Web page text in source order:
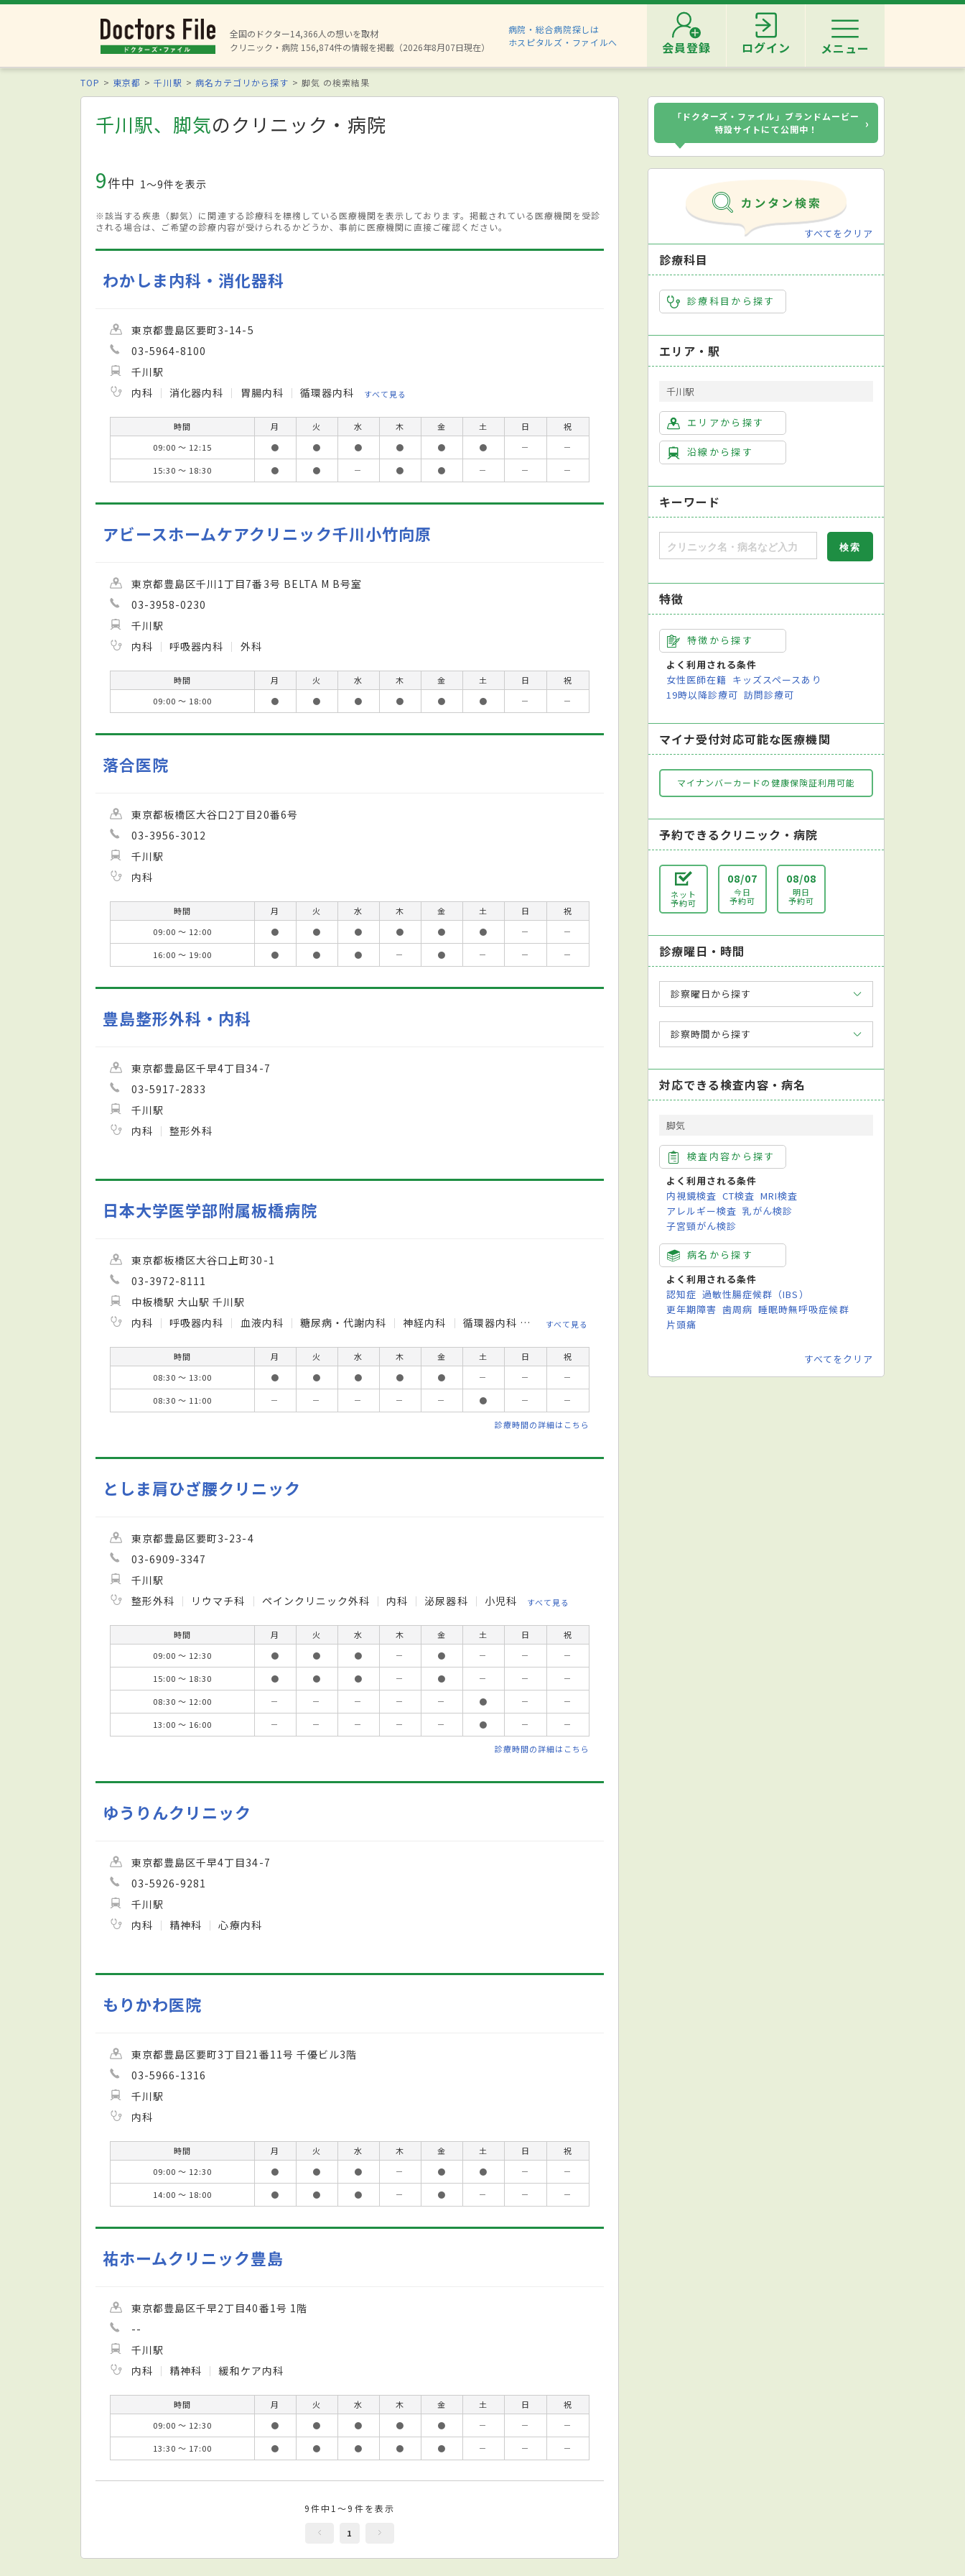
全国のドクター14,366人の想いを取材
クリニック・病院 156,874件の情報を掲載（2026年8月07日現在）
病院・総合病院探しは
ホスピタルズ・ファイルへ
会員登録 ログイン メニュー
TOP 東京都 千川駅 病名カテゴリから探す 脚気 の検索結果
千川駅、脚気のクリニック・病院
9件中 1〜9件を表示
※該当する疾患（脚気）に関連する診療科を標榜している医療機関を表示しております。掲載されている医療機関を受診
される場合は、ご希望の診療内容が受けられるかどうか、事前に医療機関に直接ご確認ください。
わかしま内科・消化器科
東京都豊島区要町3-14-5
03-5964-8100
千川駅
内科
消化器内科 胃腸内科 循環器内科 すべて見る
時間 月 火 水 木 金 土 日
祝
09:00 ～ 12:15
● ● ● ● ● ● －
－
15:30 ～ 18:30
● ● － ● ● － － －
アビースホームケアクリニック千川小竹向原
東京都豊島区千川1丁目7番3号 BELTA M B号室
03-3958-0230
千川駅
内科
呼吸器内科 外科
時間 月 火 水 木 金 土 日
祝
09:00 ～ 18:00
● ● ● ● ● ● － －
落合医院
東京都板橋区大谷口2丁目20番6号
03-3956-3012
千川駅
内科
時間 月 火 水 木 金 土 日
祝
09:00 ～ 12:00
● ● ● ● ● ● －
－
16:00 ～ 19:00
● ● ● － ● － － －
豊島整形外科・内科
東京都豊島区千早4丁目34-7
03-5917-2833
千川駅
内科
整形外科
日本大学医学部附属板橋病院
東京都板橋区大谷口上町30-1
03-3972-8111
中板橋駅 大山駅 千川駅
内科
呼吸器内科 血液内科 糖尿病・代謝内科 神経内科 循環器内科 心療内科 消化器外科
すべて見る
時間 月 火 水 木 金 土 日
祝
08:30 ～ 13:00
● ● ● ● ● － －
－
08:30 ～ 11:00
－ － － － － ● － －
診療時間の詳細はこちら
としま肩ひざ腰クリニック
東京都豊島区要町3-23-4
03-6909-3347
千川駅
整形外科
リウマチ科 ペインクリニック外科 内科 泌尿器科 小児科 すべて見る
時間 月 火 水 木 金 土 日
祝
09:00 ～ 12:30
● ● ● － ● － －
－
15:00 ～ 18:30
● ● ● － ● － －
－
08:30 ～ 12:00
－ － － － － ● －
－
13:00 ～ 16:00
－ － － － － ● － －
診療時間の詳細はこちら
ゆうりんクリニック
東京都豊島区千早4丁目34-7
03-5926-9281
千川駅
内科
精神科 心療内科
もりかわ医院
東京都豊島区要町3丁目21番11号 千優ビル3階
03-5966-1316
千川駅
内科
時間 月 火 水 木 金 土 日
祝
09:00 ～ 12:30
● ● ● － ● ● －
－
14:00 ～ 18:00
● ● ● － ● － － －
祐ホームクリニック豊島
東京都豊島区千早2丁目40番1号 1階
--
千川駅
内科
精神科 緩和ケア内科
時間 月 火 水 木 金 土 日
祝
09:00 ～ 12:30
● ● ● ● ● － －
－
13:30 ～ 17:00
● ● ● ● ● － － －
9件中1～9件を表示
1
「ドクターズ・ファイル」ブランドムービー
特設サイトにて公開中！
›
すべてをクリア
診療科目
診療科目から探す
エリア・駅
千川駅
エリアから探す
沿線から探す
キーワード
特徴
特徴から探す
よく利用される条件
女性医師在籍 キッズスペースあり
19時以降診療可 訪問診療可
マイナ受付対応可能な医療機関
マイナンバーカードの健康保険証利用可能
予約できるクリニック・病院
ネット
予約可
08/07
今日
予約可
08/08
明日
予約可
診療曜日・時間
診察曜日から探す
診察時間から探す
対応できる検査内容・病名
脚気
検査内容から探す
よく利用される条件
内視鏡検査 CT検査 MRI検査
アレルギー検査 乳がん検診
子宮頸がん検診
病名から探す
よく利用される条件
認知症 過敏性腸症候群（IBS）
更年期障害 歯周病 睡眠時無呼吸症候群
片頭痛
すべてをクリア